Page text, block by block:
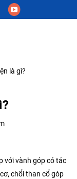
là gì?
với vành góp có tác
chổi than cổ góp